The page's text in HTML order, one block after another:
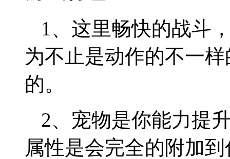
1、这里畅快的战斗
为不止是动作的不一
的。
2、宠物是你能力提
属性是会完全的附加